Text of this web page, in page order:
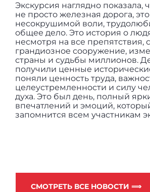
Экскурсия наглядно показала,
не просто железная дорога,
несокрушимой воли,
общее дело. Это история о
несмотря на все препятствия,
грандиозное сооружение,
страны и судьбы миллионов.
получили ценные
поняли ценность труда,
целеустремленности и силу
духа. Это был день, полный
впечатлений и эмоций,
запомнится всем участникам
СМОТРЕТЬ ВСЕ НОВОСТИ ⟹